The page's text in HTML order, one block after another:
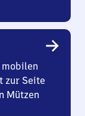
zur Seite
Mützen